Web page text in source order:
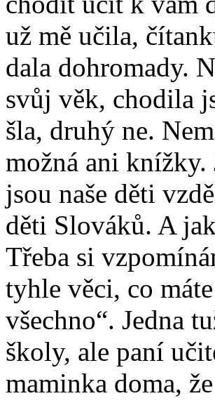
už mě učila,
dala dohromady.
svůj věk, chodila
šla, druhý ne.
možná ani knížky.
jsou naše děti
děti Slováků. A
Třeba si
tyhle věci, co
všechno“. Jedna
školy, ale paní
maminka doma,